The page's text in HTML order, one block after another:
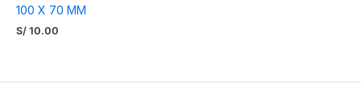
100 X 70 MM
S/ 10.00